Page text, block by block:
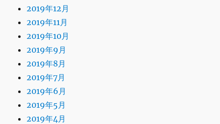
2019年12月
2019年11月
2019年10月
2019年9月
2019年8月
2019年7月
2019年6月
2019年5月
2019年4月